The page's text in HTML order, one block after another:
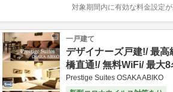
対象期間内に有効な料金設定が
一戸建て
デザイナーズ戸建!/ 最
橋直通!/ 無料WiFi/ 最大8
Prestige Suites OSAKA ABIKO